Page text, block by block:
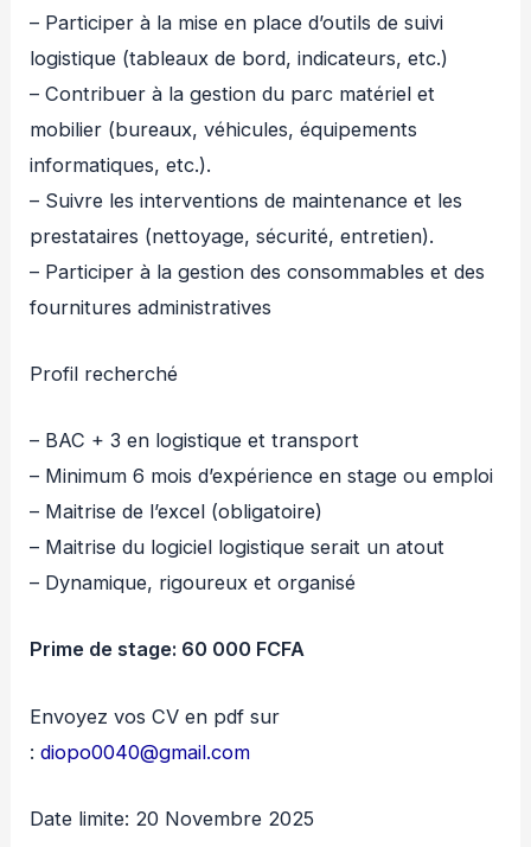
– Participer à la mise en place d’outils de suivi
logistique (tableaux de bord, indicateurs, etc.)
– Contribuer à la gestion du parc matériel et
mobilier (bureaux, véhicules, équipements
informatiques, etc.).
– Suivre les interventions de maintenance et les
prestataires (nettoyage, sécurité, entretien).
– Participer à la gestion des consommables et des
fournitures administratives
Profil recherché
– BAC + 3 en logistique et transport
– Minimum 6 mois d’expérience en stage ou emploi
– Maitrise de l’excel (obligatoire)
– Maitrise du logiciel logistique serait un atout
– Dynamique, rigoureux et organisé
Prime de stage: 60 000 FCFA
Envoyez vos CV en pdf sur
:diopo0040@gmail.com
Date limite: 20 Novembre 2025